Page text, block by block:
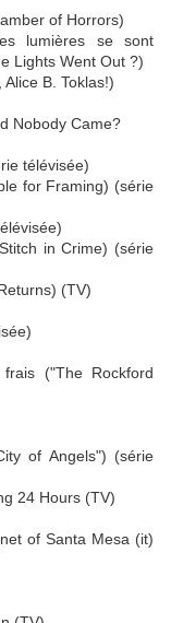
of Horrors)
lumières se sont
Lights Went Out ?)
B. Toklas!)
Nobody Came?
télévisée)
for Framing) (série
in Crime) (série
(TV)
("The Rockford
of Angels") (série
24 Hours (TV)
of Santa Mesa (it)